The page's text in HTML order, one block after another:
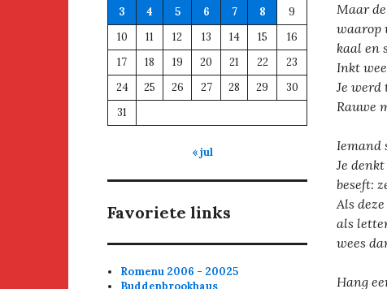
Maar
waarop
kaal en
Inkt
Je werd
Rauwe
Iemand
Je
beseft:
Als
als
wees
Hang
3
4 5 6 7 8
9
10
11 12 13 14 15
16
17
18 19 20 21 22
23
24
25 26 27 28 29
30
31
« jul
Favoriete links
Romenu 2006 - 20025